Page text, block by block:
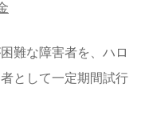
難な障害者を、ハロ
として一定期間試行